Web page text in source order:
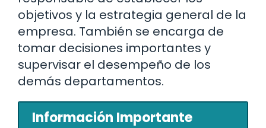
objetivos y la estrategia general de la
empresa. También se encarga de
tomar decisiones importantes y
supervisar el desempeño de los
demás departamentos.
Información Importante